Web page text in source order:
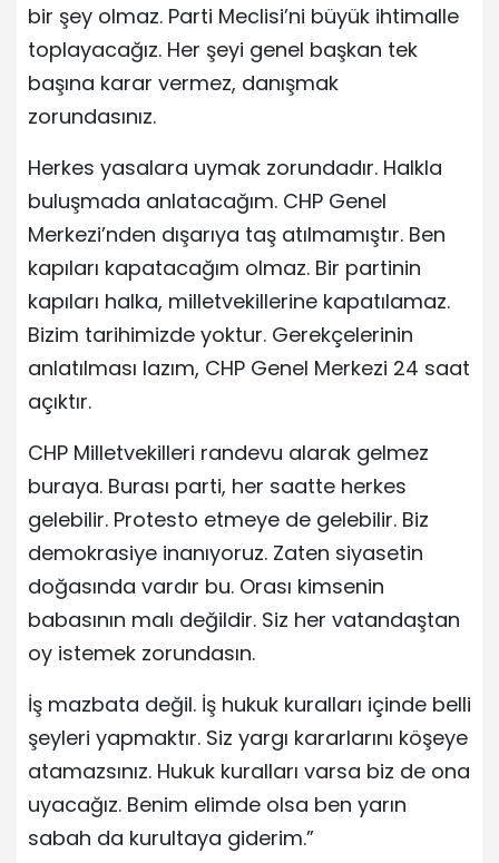
bir şey olmaz. Parti Meclisi’ni büyük ihtimalle
toplayacağız. Her şeyi genel başkan tek
başına karar vermez, danışmak
zorundasınız.
Herkes yasalara uymak zorundadır. Halkla
buluşmada anlatacağım. CHP Genel
Merkezi’nden dışarıya taş atılmamıştır. Ben
kapıları kapatacağım olmaz. Bir partinin
kapıları halka, milletvekillerine kapatılamaz.
Bizim tarihimizde yoktur. Gerekçelerinin
anlatılması lazım, CHP Genel Merkezi 24 saat
açıktır.
CHP Milletvekilleri randevu alarak gelmez
buraya. Burası parti, her saatte herkes
gelebilir. Protesto etmeye de gelebilir. Biz
demokrasiye inanıyoruz. Zaten siyasetin
doğasında vardır bu. Orası kimsenin
babasının malı değildir. Siz her vatandaştan
oy istemek zorundasın.
İş mazbata değil. İş hukuk kuralları içinde belli
şeyleri yapmaktır. Siz yargı kararlarını köşeye
atamazsınız. Hukuk kuralları varsa biz de ona
uyacağız. Benim elimde olsa ben yarın
sabah da kurultaya giderim.”